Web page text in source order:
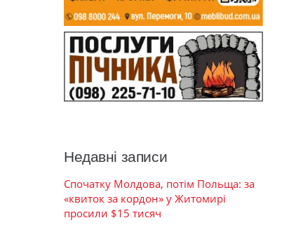
Недавні записи
Спочатку Молдова, потім Польща: за
«квиток за кордон» у Житомирі
просили $15 тисяч